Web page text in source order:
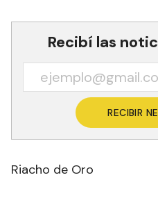
Recibí las
RECIBIR
Riacho de Oro